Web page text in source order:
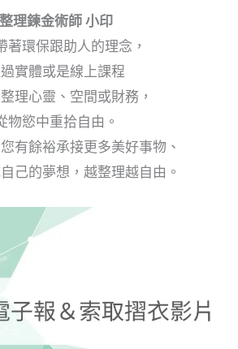
整理鍊金術師 小印
著環保跟助人的理念，
實體或是線上課程
理心靈、空間或財務，
物慾中重拾自由。
有餘裕承接更多美好事物、
己的夢想，越整理越自由。